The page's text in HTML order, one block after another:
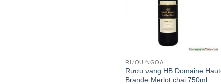
RƯỢU NGOẠI
Rượu vang HB Domaine
Brande Merlot chai 750ml